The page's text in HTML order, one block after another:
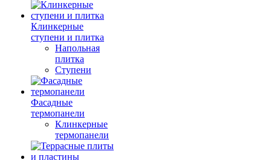
Клинкерные
ступени и плитка
Напольная
плитка
Ступени
Фасадные
термопанели
Клинкерные
термопанели